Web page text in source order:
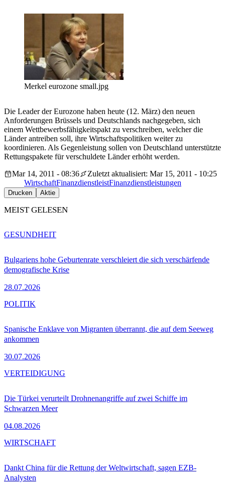
Merkel eurozone small.jpg
Die Leader der Eurozone haben heute (12. März) den neuen
Anforderungen Brüssels und Deutschlands nachgegeben, sich
einem Wettbewerbsfähigkeitspakt zu verschreiben, welcher die
Länder antreiben soll, ihre Wirtschaftspolitiken weiter zu
koordinieren. Als Gegenleistung sollen von Deutschland unterstützte
Rettungspakete für verschuldete Länder erhöht werden.
Mar 14, 2011 - 08:36
Zuletzt aktualisiert: Mar 15, 2011 - 10:25
WirtschaftFinanzdienstleistFinanzdienstleistungen
Drucken Aktie
MEIST GELESEN
Bulgariens hohe Geburtenrate verschleiert die sich verschärfende
demografische Krise
28.07.2026
GESUNDHEIT
Spanische Enklave von Migranten überrannt, die auf dem Seeweg
ankommen
30.07.2026
POLITIK
Die Türkei verurteilt Drohnenangriffe auf zwei Schiffe im
Schwarzen Meer
04.08.2026
VERTEIDIGUNG
Dankt China für die Rettung der Weltwirtschaft, sagen EZB-
Analysten
WIRTSCHAFT